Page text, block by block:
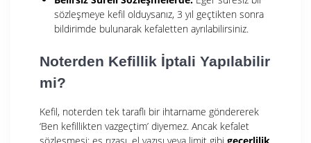
sözleşmeye kefil olduysanız, 3 yıl geçtikten sonra
bildirimde bulunarak kefaletten ayrılabilirsiniz.
Noterden Kefillik İptali Yapılabilir
mi?
Kefil, noterden tek taraflı bir ihtarname göndererek
‘Ben kefillikten vazgeçtim’ diyemez. Ancak kefalet